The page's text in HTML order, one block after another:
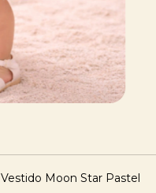
Vestido Moon Star Pastel